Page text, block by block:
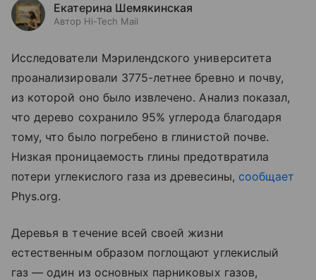
Екатерина Шемякинская
Автор Hi-Tech Mail
Исследователи Мэрилендского университета
проанализировали 3775-летнее бревно и почву,
из которой оно было извлечено. Анализ показал,
что дерево сохранило 95% углерода благодаря
тому, что было погребено в глинистой почве.
Низкая проницаемость глины предотвратила
потери углекислого газа из древесины, сообщает
Phys.org.
Деревья в течение всей своей жизни
естественным образом поглощают углекислый
газ — один из основных парниковых газов,